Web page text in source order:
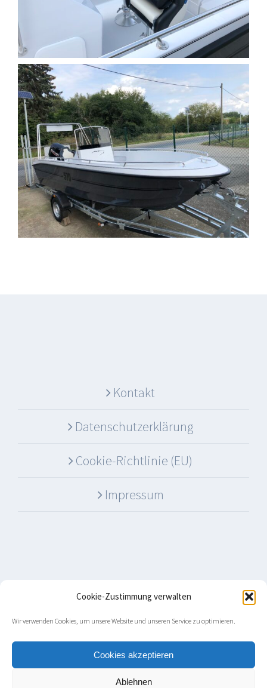
Cookie-Zustimmung verwalten
Wir verwenden Cookies, um unsere Website und unseren Service zu optimieren.
Cookies akzeptieren
Ablehnen
Kontakt
Datenschutzerklärung
Cookie-Richtlinie (EU)
Impressum
© Copyright 2026 Rosenkranz Boote